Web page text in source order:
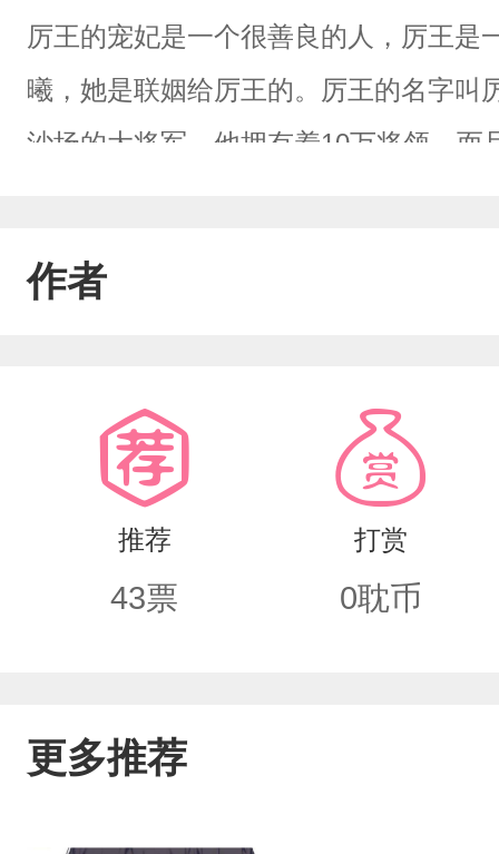
厉王的宠妃是一个很善良的人，厉王
曦，她是联姻给厉王的。厉王的名字叫
沙场的大将军。他拥有着10万将领，而
作者
推荐
43票
打赏
0耽币
更多推荐